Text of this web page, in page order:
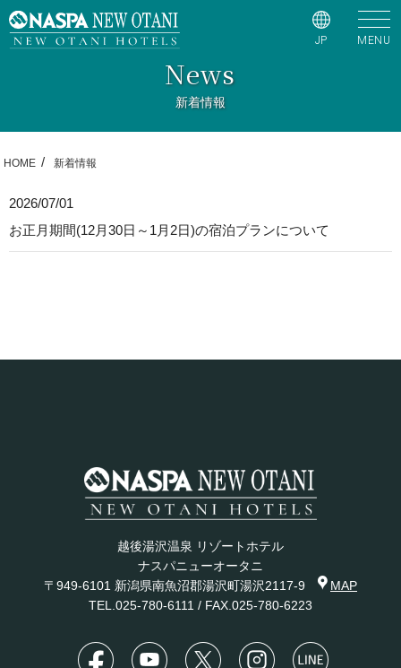
JP MENU
News
新着情報
HOME 新着情報
2026/07/01
お正月期間(12月30日～1月2日)の宿泊プランについて
越後湯沢温泉 リゾートホテル
ナスパニューオータニ
〒949-6101 新潟県南魚沼郡湯沢町湯沢2117-9
MAP
TEL.025-780-6111 / FAX.025-780-6223